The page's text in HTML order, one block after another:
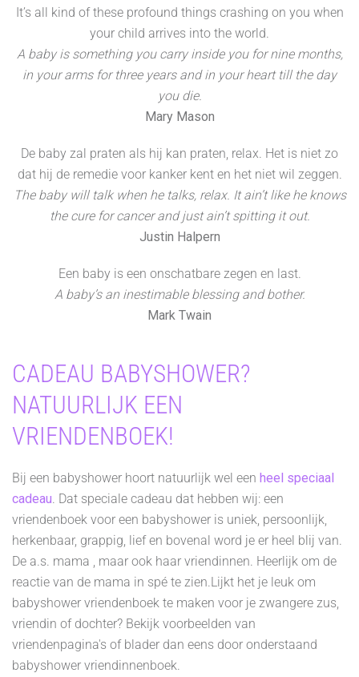
It’s all kind of these profound things crashing on you when
your child arrives into the world.
A baby is something you carry inside you for nine months,
in your arms for three years and in your heart till the day
you die.
Mary Mason
De baby zal praten als hij kan praten, relax. Het is niet zo
dat hij de remedie voor kanker kent en het niet wil zeggen.
The baby will talk when he talks, relax. It ain’t like he knows
the cure for cancer and just ain’t spitting it out.
Justin Halpern
Een baby is een onschatbare zegen en last.
A baby’s an inestimable blessing and bother.
Mark Twain
CADEAU BABYSHOWER?
NATUURLIJK EEN
VRIENDENBOEK!
Bij een babyshower hoort natuurlijk wel een heel speciaal
cadeau . Dat speciale cadeau dat hebben wij: een
vriendenboek voor een babyshower is uniek, persoonlijk,
herkenbaar, grappig, lief en bovenal word je er heel blij van.
De a.s. mama , maar ook haar vriendinnen. Heerlijk om de
reactie van de mama in spé te zien.Lijkt het je leuk om
babyshower vriendenboek te maken voor je zwangere zus,
vriendin of dochter? Bekijk voorbeelden van
vriendenpagina's of blader dan eens door onderstaand
babyshower vriendinnenboek.